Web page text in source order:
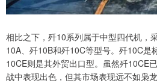
相比之下，歼10系列属于中型四代机，
10A、歼10B和歼10C等型号。歼10C是
10CE则是其外贸出口型。虽然歼10CE
战中表现出色，但其市场表现远不如枭龙